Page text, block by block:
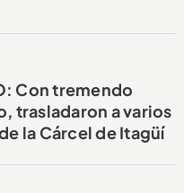
Con tremendo
trasladaron a varios
la Cárcel de Itagüí